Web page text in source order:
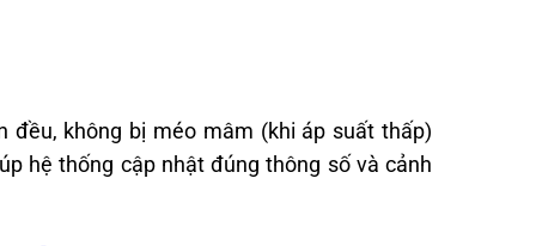
đều, không bị méo mâm (khi áp suất thấp)
hệ thống cập nhật đúng thông số và cảnh